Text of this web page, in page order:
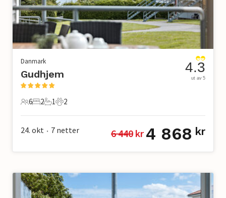
Danmark
Gudhjem
6 Gjester
6
2 Soverom
2
1 Bad
1
2 Kjæledyr
2
4.3
ut av 5
24. okt • 7 netter 6 440 kr 4 868 kr